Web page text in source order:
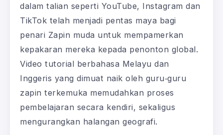
dalam talian seperti YouTube, Instagram dan
TikTok telah menjadi pentas maya bagi
penari Zapin muda untuk mempamerkan
kepakaran mereka kepada penonton global.
Video tutorial berbahasa Melayu dan
Inggeris yang dimuat naik oleh guru‑guru
zapin terkemuka memudahkan proses
pembelajaran secara kendiri, sekaligus
mengurangkan halangan geografi.